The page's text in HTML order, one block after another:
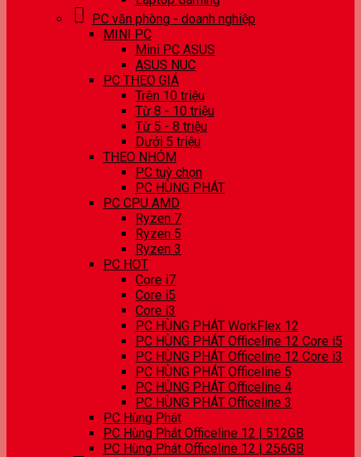
PC văn phòng - doanh nghiệp
MINI PC
Mini PC ASUS
ASUS NUC
PC THEO GIÁ
Trên 10 triệu
Từ 8 - 10 triệu
Từ 5 - 8 triệu
Dưới 5 triệu
THEO NHÓM
PC tuỳ chọn
PC HÙNG PHÁT
PC CPU AMD
Ryzen 7
Ryzen 5
Ryzen 3
PC HOT
Core i7
Core i5
Core i3
PC HÙNG PHÁT WorkFlex 12
PC HÙNG PHÁT Officeline 12 Core i5
PC HÙNG PHÁT Officeline 12 Core i3
PC HÙNG PHÁT Officeline 5
PC HÙNG PHÁT Officeline 4
PC HÙNG PHÁT Officeline 3
PC Hùng Phát
PC Hùng Phát Officeline 12 | 512GB
PC Hùng Phát Officeline 12 | 256GB